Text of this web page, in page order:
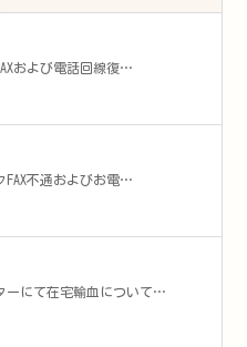
および電話回線復…
FAX不通およびお電…
ーにて在宅輸血について…